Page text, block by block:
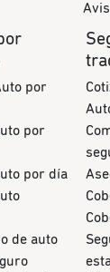
por
por
por día
de auto